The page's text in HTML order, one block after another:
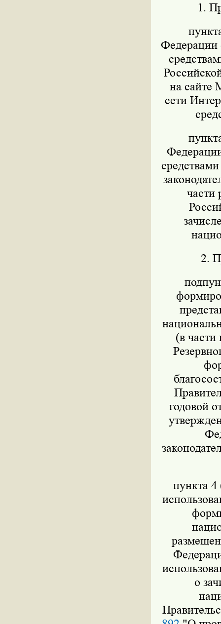
1.
Федерации
на сайте
сети
части
2.
(в части
годовой
пункта 4
о